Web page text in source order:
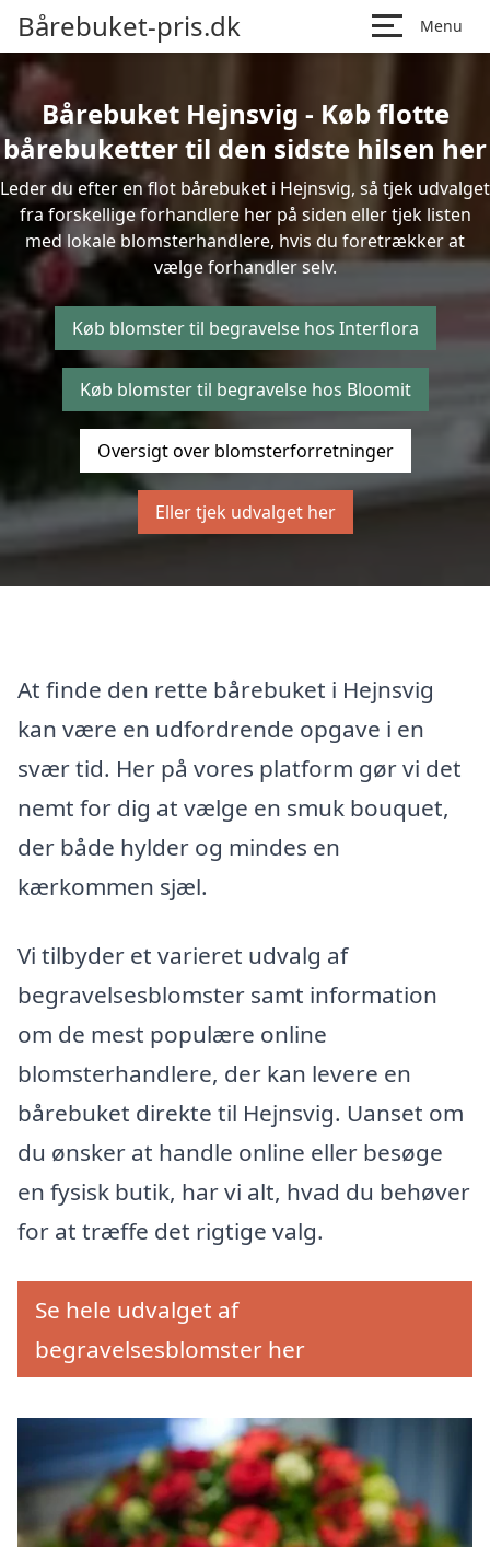
Bårebuket-pris.dk Menu
Bårebuket Hejnsvig - Køb flotte
bårebuketter til den sidste hilsen her
Leder du efter en flot bårebuket i Hejnsvig, så tjek udvalget
fra forskellige forhandlere her på siden eller tjek listen
med lokale blomsterhandlere, hvis du foretrækker at
vælge forhandler selv.
Køb blomster til begravelse hos Interflora
Køb blomster til begravelse hos Bloomit
Oversigt over blomsterforretninger
Eller tjek udvalget her
At finde den rette bårebuket i Hejnsvig
kan være en udfordrende opgave i en
svær tid. Her på vores platform gør vi det
nemt for dig at vælge en smuk bouquet,
der både hylder og mindes en
kærkommen sjæl.
Vi tilbyder et varieret udvalg af
begravelsesblomster samt information
om de mest populære online
blomsterhandlere, der kan levere en
bårebuket direkte til Hejnsvig. Uanset om
du ønsker at handle online eller besøge
en fysisk butik, har vi alt, hvad du behøver
for at træffe det rigtige valg.
Se hele udvalget af
begravelsesblomster her